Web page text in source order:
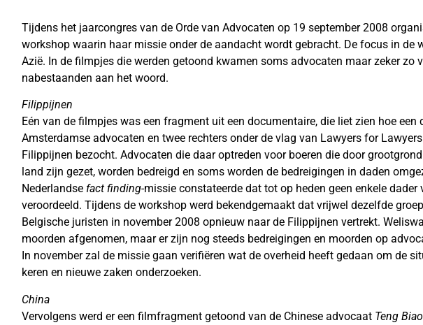
Tijdens het jaarcongres van de Orde van Advocaten op 19 september 2008
workshop waarin haar missie onder de aandacht wordt gebracht. De focus in de
Azië. In de filmpjes die werden getoond kwamen soms advocaten maar zeker zo
nabestaanden aan het woord.
Filippijnen
Eén van de filmpjes was een fragment uit een documentaire, die liet zien hoe een
Amsterdamse advocaten en twee rechters onder de vlag van Lawyers for
Filippijnen bezocht. Advocaten die daar optreden voor boeren die door
land zijn gezet, worden bedreigd en soms worden de bedreigingen in daden
Nederlandse fact finding-missie constateerde dat tot op heden geen enkele dader
veroordeeld. Tijdens de workshop werd bekendgemaakt dat vrijwel dezelfde
Belgische juristen in november 2008 opnieuw naar de Filippijnen vertrekt.
moorden afgenomen, maar er zijn nog steeds bedreigingen en moorden op
In november zal de missie gaan verifiëren wat de overheid heeft gedaan om de
keren en nieuwe zaken onderzoeken.
China
Vervolgens werd er een filmfragment getoond van de Chinese advocaat Teng Biao